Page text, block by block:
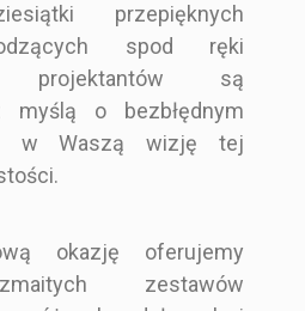
przepięknych
spod ręki
projektantów są
myślą o bezbłędnym
w Waszą wizję tej
okazję oferujemy
zestawów
Pojedyncza
karta
Pojedyncza